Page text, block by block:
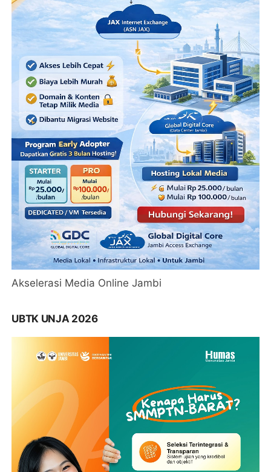
Akselerasi Media Online Jambi
UBTK UNJA 2026